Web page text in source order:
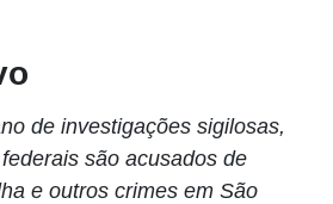
de investigações sigilosas,
são acusados de
e outros crimes em São